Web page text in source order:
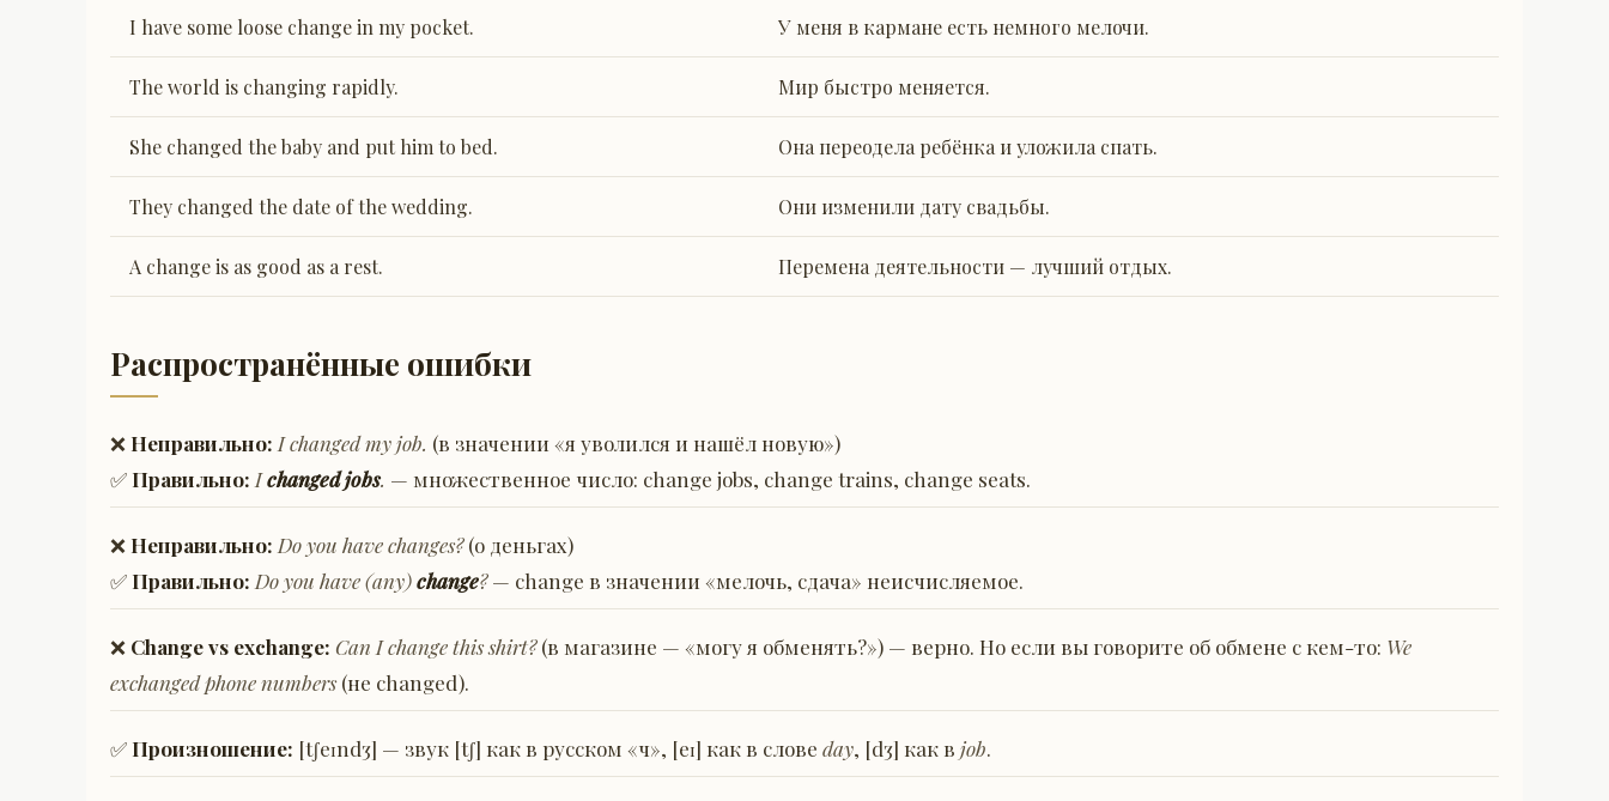
I have some loose change in my pocket. У меня в кармане есть немного мелочи.
The world is changing rapidly. Мир быстро меняется.
She changed the baby and put him to bed. Она переодела ребёнка и уложила спать.
They changed the date of the wedding. Они изменили дату свадьбы.
A change is as good as a rest. Перемена деятельности — лучший отдых.
Распространённые ошибки
❌ Неправильно: I changed my job. (в значении «я уволился и нашёл новую»)
✅ Правильно: Ichanged jobs. — множественное число: change jobs, change trains, change seats.
❌ Неправильно: Do you have changes?(о деньгах)
✅ Правильно: Do you have (any)change?— change в значении «мелочь, сдача» неисчисляемое.
❌ Change vs exchange: Can I change this shirt?(в магазине — «могу я обменять?») — верно. Но если вы говорите об обмене с кем-то: We
exchanged phone numbers(не changed).
✅ Произношение: [tʃeɪndʒ] — звук [tʃ] как в русском «ч», [eɪ] как в слове day, [dʒ] как в job.